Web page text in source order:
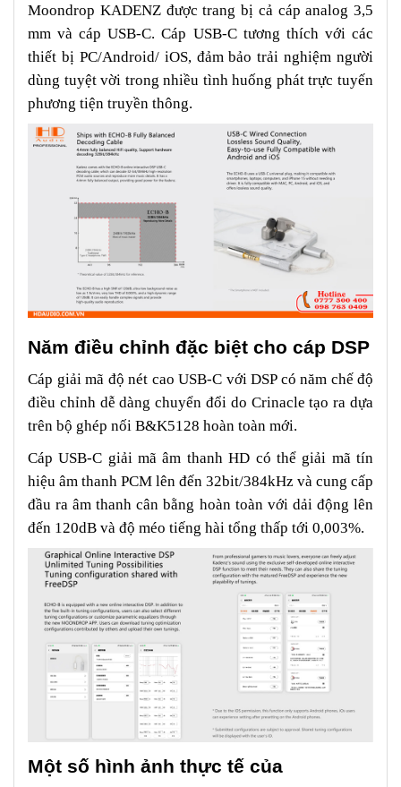
Moondrop KADENZ được trang bị cả cáp analog 3,5
mm và cáp USB-C. Cáp USB-C tương thích với các
thiết bị PC/Android/ iOS, đảm bảo trải nghiệm người
dùng tuyệt vời trong nhiều tình huống phát trực tuyến
phương tiện truyền thông.
Năm điều chỉnh đặc biệt cho cáp DSP
Cáp giải mã độ nét cao USB-C với DSP có năm chế độ
điều chỉnh dễ dàng chuyển đổi do Crinacle tạo ra dựa
trên bộ ghép nối B&K5128 hoàn toàn mới.
Cáp USB-C giải mã âm thanh HD có thể giải mã tín
hiệu âm thanh PCM lên đến 32bit/384kHz và cung cấp
đầu ra âm thanh cân bằng hoàn toàn với dải động lên
đến 120dB và độ méo tiếng hài tổng thấp tới 0,003%.
Một số hình ảnh thực tế của